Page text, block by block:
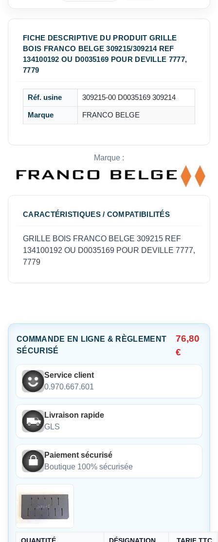
FICHE DESCRIPTIVE DU PRODUIT GRILLE
BOIS FRANCO BELGE 309215/309214 REF
134100192 OU D0035169 POUR DEVILLE 7777,
7779
Réf. usine 309215-00 D0035169 309214
Marque FRANCO BELGE
Marque :
CARACTÉRISTIQUES / COMPATIBILITÉS
GRILLE BOIS FRANCO BELGE 309215 REF
134100192 OU D0035169 POUR DEVILLE 7777,
7779
COMMANDE EN LIGNE & RÈGLEMENT
SÉCURISÉ
76,80
€
Service client
0.970.667.601
Livraison rapide
GLS
Paiement sécurisé
Boutique 100% sécurisée